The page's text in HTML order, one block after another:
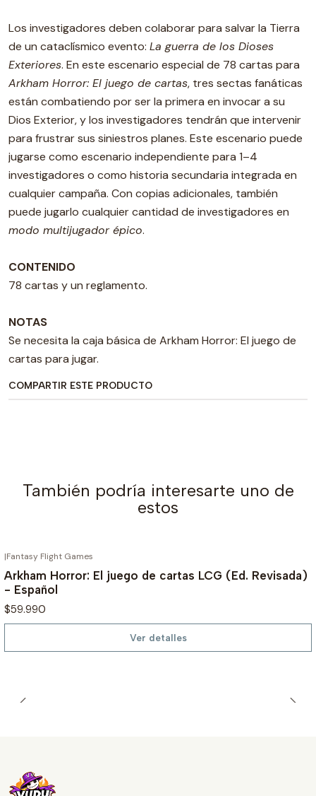
Los investigadores deben colaborar para salvar la Tierra
de un cataclísmico evento: La guerra de los Dioses
Exteriores. En este escenario especial de 78 cartas para
Arkham Horror: El juego de cartas, tres sectas fanáticas
están combatiendo por ser la primera en invocar a su
Dios Exterior, y los investigadores tendrán que intervenir
para frustrar sus siniestros planes. Este escenario puede
jugarse como escenario independiente para 1–4
investigadores o como historia secundaria integrada en
cualquier campaña. Con copias adicionales, también
puede jugarlo cualquier cantidad de investigadores en
modo multijugador épico.
CONTENIDO
78 cartas y un reglamento.
NOTAS
Se necesita la caja básica de Arkham Horror: El juego de
cartas para jugar.
COMPARTIR ESTE PRODUCTO
También podría interesarte uno de
estos
|Fantasy Flight Games
Arkham Horror: El juego de cartas LCG (Ed. Revisada)
- Español
$59.990
Ver detalles